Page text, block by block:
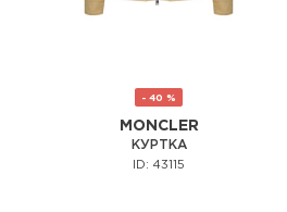
- 40 %
MONCLER
КУРТКА
ID: 43115